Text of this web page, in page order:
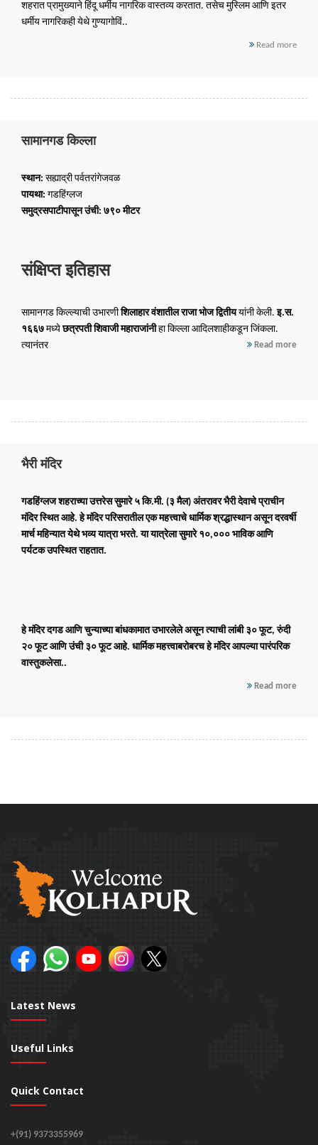
शहरात प्रामुख्याने हिंदू धर्मीय नागरिक वास्तव्य करतात. तसेच मुस्लिम आणि इतर
धर्मीय नागरिकही येथे गुण्यागोविं..
Read more
सामानगड किल्ला
स्थान: सह्याद्री पर्वतरांगेजवळ
पायथा: गडहिंग्लज
समुद्रसपाटीपासून उंची: ७९० मीटर
संक्षिप्त इतिहास
सामानगड किल्ल्याची उभारणीशिलाहार वंशातील राजा भोज द्वितीययांनी केली.इ.स.
१६६७ मध्येछत्रपती शिवाजी महाराजांनीहा किल्ला आदिलशाहीकडून जिंकला.
त्यानंतर
Read more
भैरी मंदिर
गडहिंग्लज शहराच्या उत्तरेस सुमारे ५ कि.मी. (३ मैल) अंतरावरभैरी देवाचे प्राचीन
मंदिरस्थित आहे. हे मंदिर परिसरातील एक महत्त्वाचे धार्मिक श्रद्धास्थान असून दरवर्षी
मार्च महिन्यातयेथे भव्य यात्रा भरते. या यात्रेला सुमारे १०,००० भाविक आणि
पर्यटक उपस्थित राहतात.
हे मंदिर दगड आणि चुन्याच्या बांधकामात उभारलेले असून त्याची लांबी ३० फूट, रुंदी
२० फूटआणि उंची ३० फूटआहे. धार्मिक महत्त्वाबरोबरच हे मंदिर आपल्या पारंपरिक
वास्तुकलेसा..
Read more
Latest News
Useful Links
Quick Contact
+(91) 9373355969